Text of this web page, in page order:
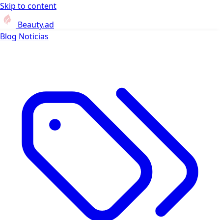
Skip to content
Beauty.ad
Blog Noticias